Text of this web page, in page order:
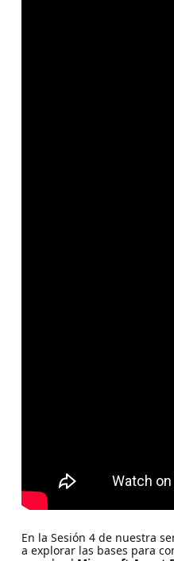
En la Sesión 4 de nuestra
a explorar las bases para